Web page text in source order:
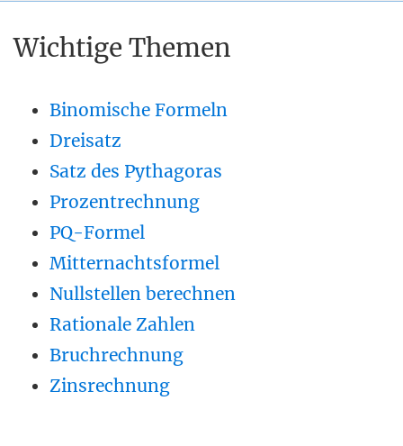
Wichtige Themen
Binomische Formeln
Dreisatz
Satz des Pythagoras
Prozentrechnung
PQ-Formel
Mitternachtsformel
Nullstellen berechnen
Rationale Zahlen
Bruchrechnung
Zinsrechnung